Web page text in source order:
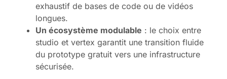
exhaustif de bases de code ou de vidéos
longues.
Un écosystème modulable : le choix entre
studio et vertex garantit une transition fluide
du prototype gratuit vers une infrastructure
sécurisée.